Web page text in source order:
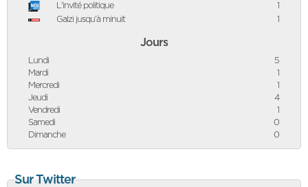
L'invité politique
1
Galzi jusqu’à minuit
1
Jours
Lundi
5
Mardi
1
Mercredi
1
Jeudi
4
Vendredi
1
Samedi
0
Dimanche
0
Sur Twitter